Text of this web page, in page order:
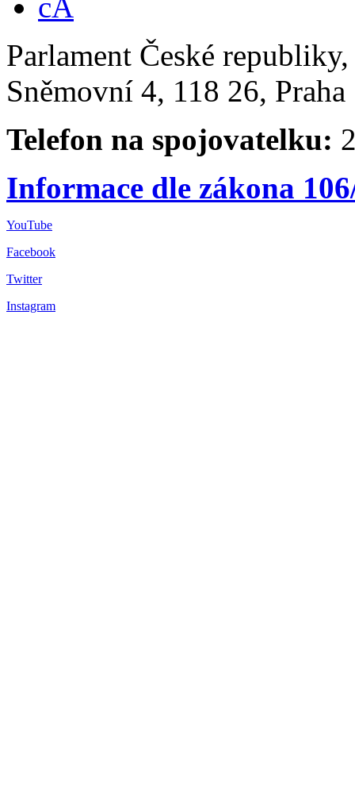
Parlament České
Sněmovní 4, 118 26,
Telefon na spojovatelku:
Informace dle zákona
YouTube
Facebook
Twitter
Instagram